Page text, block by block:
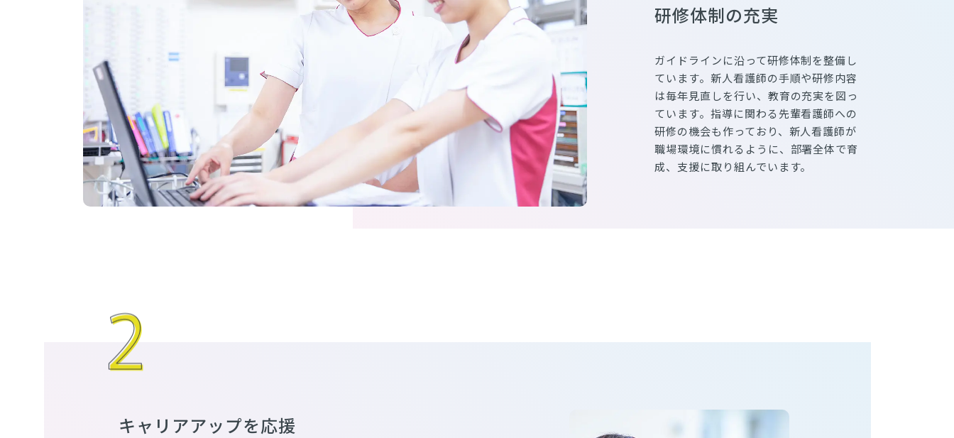
研修体制の充実
ガイドラインに沿って研修体制を整備し
ています。新人看護師の手順や研修内容
は毎年見直しを行い、教育の充実を図っ
ています。指導に関わる先輩看護師への
研修の機会も作っており、新人看護師が
職場環境に慣れるように、部署全体で育
成、支援に取り組んでいます。
キャリアアップを応援